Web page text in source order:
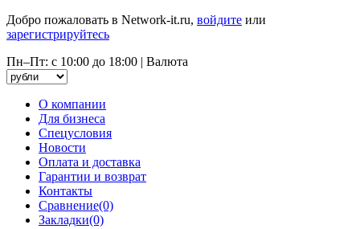
Добро пожаловать в Network-it.ru, войдите или
зарегистрируйтесь
Пн–Пт: с 10:00 до 18:00 | Валюта
О компании
Для бизнеса
Спецусловия
Новости
Оплата и доставка
Гарантии и возврат
Контакты
Сравнение(0)
Закладки(0)